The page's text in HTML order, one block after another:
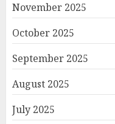
November 2025
October 2025
September 2025
August 2025
July 2025